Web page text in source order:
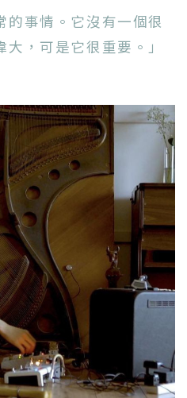
的事情。它沒有一個很
，可是它很重要。」